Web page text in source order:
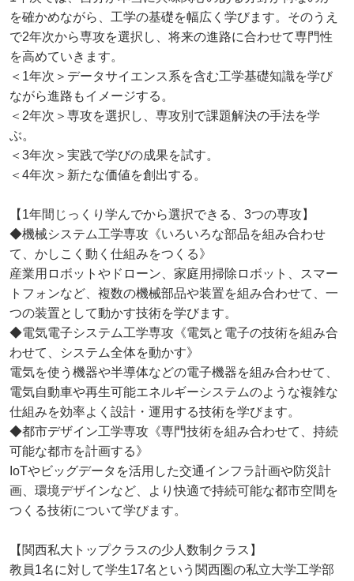
を確かめながら、工学の基礎を幅広く学びます。そのうえ
で2年次から専攻を選択し、将来の進路に合わせて専門性
を高めていきます。
＜1年次＞データサイエンス系を含む工学基礎知識を学び
ながら進路もイメージする。
＜2年次＞専攻を選択し、専攻別で課題解決の手法を学
ぶ。
＜3年次＞実践で学びの成果を試す。
＜4年次＞新たな価値を創出する。
【1年間じっくり学んでから選択できる、3つの専攻】
◆機械システム工学専攻《いろいろな部品を組み合わせ
て、かしこく動く仕組みをつくる》
産業用ロボットやドローン、家庭用掃除ロボット、スマー
トフォンなど、複数の機械部品や装置を組み合わせて、一
つの装置として動かす技術を学びます。
◆電気電子システム工学専攻《電気と電子の技術を組み合
わせて、システム全体を動かす》
電気を使う機器や半導体などの電子機器を組み合わせて、
電気自動車や再生可能エネルギーシステムのような複雑な
仕組みを効率よく設計・運用する技術を学びます。
◆都市デザイン工学専攻《専門技術を組み合わせて、持続
可能な都市を計画する》
IoTやビッグデータを活用した交通インフラ計画や防災計
画、環境デザインなど、より快適で持続可能な都市空間を
つくる技術について学びます。
【関西私大トップクラスの少人数制クラス】
教員1名に対して学生17名という関西圏の私立大学工学部